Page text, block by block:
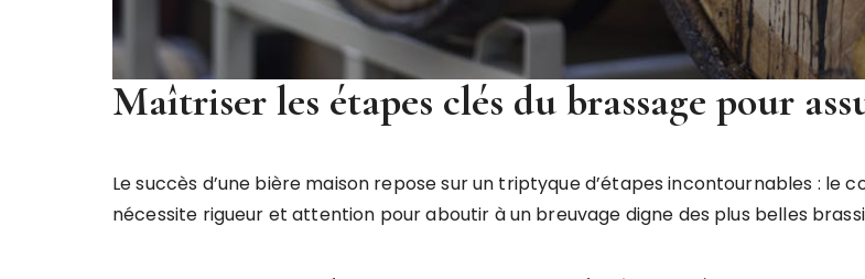
Maîtriser les étapes clés du brassage pour
Le succès d’une bière maison repose sur un triptyque d’étapes incontournables : le
nécessite rigueur et attention pour aboutir à un breuvage digne des plus belles